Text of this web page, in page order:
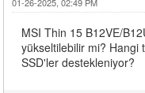
MSI Thin 15 B12VE/
yükseltilebilir mi? Hangi
SSD'ler destekleniyor?